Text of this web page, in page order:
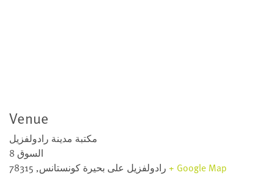
Venue
مكتبة مدينة رادولفزيل
السوق 8
رادولفزيل على بحيرة كونستانس,
78315
+ Google Map